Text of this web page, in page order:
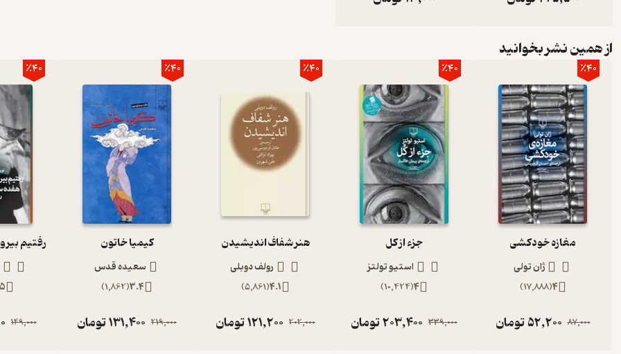
از همین نشر بخوانید
٪40
مغازه خودکشی
ژان تولی
4
(
17,888
)
87,000
52,200تومان
٪40
جزء از کل
استیو تولتز
4
(
10,424
)
339,000
203,400تومان
٪40
هنر شفاف اندیشیدن
رولف دوبلی
4.1
(
5,861
)
202,000
121,200تومان
٪40
کیمیا خاتون
سعیده قدس
3.4
(
1,862
)
219,000
131,400تومان
٪40
149,000